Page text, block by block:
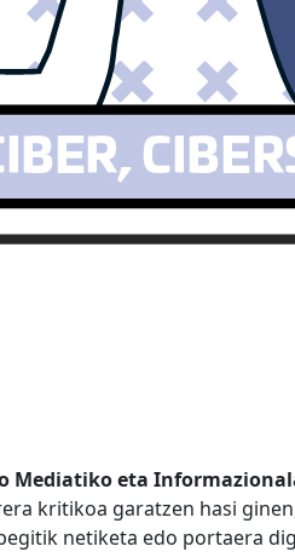
Mediatiko eta
kritikoa garatzen hasi
netiketa edo portaera